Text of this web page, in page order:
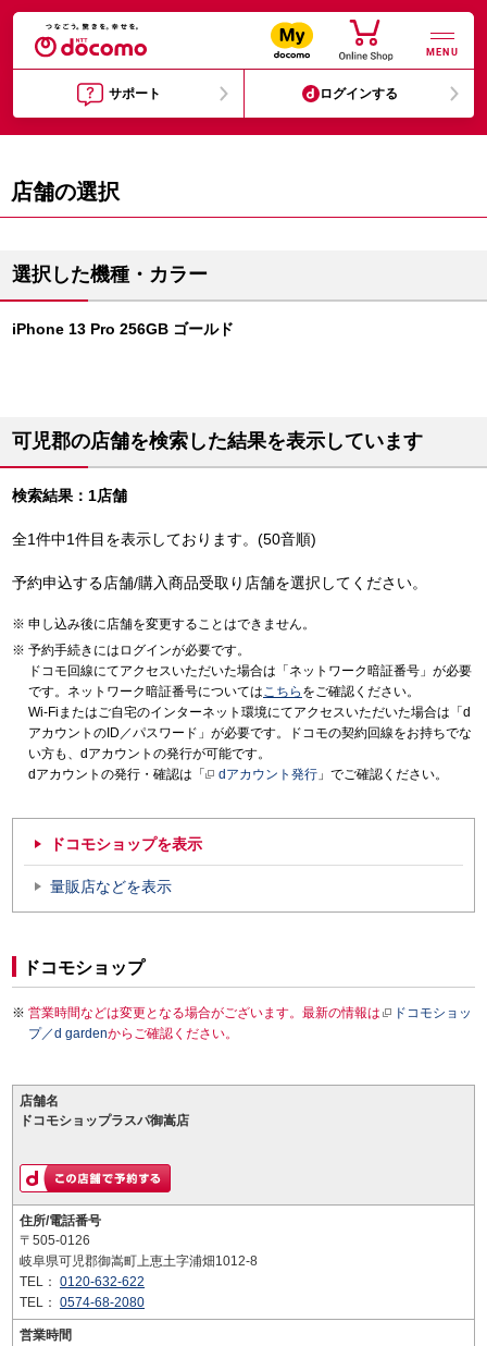
MENU
サポート ログインする
店舗の選択
選択した機種・カラー
iPhone 13 Pro 256GB ゴールド
可児郡の店舗を検索した結果を表示しています
検索結果：1店舗
全1件中1件目を表示しております。(50音順)
予約申込する店舗/購入商品受取り店舗を選択してください。
申し込み後に店舗を変更することはできません。
予約手続きにはログインが必要です。
ドコモ回線にてアクセスいただいた場合は「ネットワーク暗証番号」が必要
です。ネットワーク暗証番号についてはこちら をご確認ください。
Wi-Fiまたはご自宅のインターネット環境にてアクセスいただいた場合は「d
アカウントのID／パスワード」が必要です。ドコモの契約回線をお持ちでな
い方も、dアカウントの発行が可能です。
dアカウントの発行・確認は「
dアカウント発行 」でご確認ください。
ドコモショップを表示
量販店などを表示
ドコモショップ
営業時間などは変更となる場合がございます。最新の情報は
ドコモショッ
プ／d gardenからご確認ください。
店舗名
ドコモショップラスパ御嵩店
住所/電話番号
〒505-0126
岐阜県可児郡御嵩町上恵土字浦畑1012-8
TEL： 0120-632-622
TEL： 0574-68-2080
営業時間